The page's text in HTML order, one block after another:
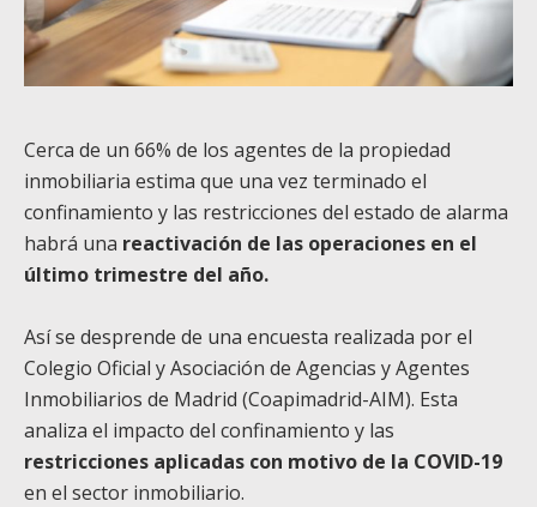
Cerca de un 66% de los agentes de la propiedad
inmobiliaria estima que una vez terminado el
confinamiento y las restricciones del estado de alarma
habrá una reactivación de las operaciones en el
último trimestre del año.
Así se desprende de una encuesta realizada por el
Colegio Oficial y Asociación de Agencias y Agentes
Inmobiliarios de Madrid (Coapimadrid-AIM). Esta
analiza el impacto del confinamiento y las
restricciones aplicadas con motivo de la COVID-19
en el sector inmobiliario.